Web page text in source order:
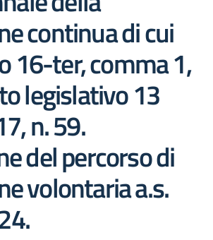
continua di cui
16-ter, comma 1,
legislativo 13
n. 59.
del percorso di
volontaria a.s.